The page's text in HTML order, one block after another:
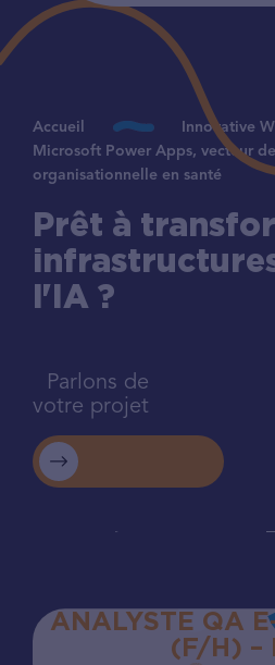
Accueil
Innovative
Microsoft Power Apps, vecteur
organisationnelle en santé
Prêt à
l'IA ?
Parlons de
votre projet
ANALYSTE QA
(F/H) –